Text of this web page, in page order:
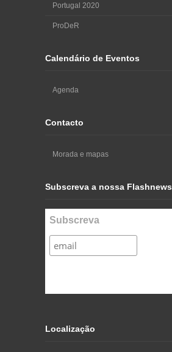
Portugal 2020
ProDeR
Calendário de Eventos
Agenda
Contacto
Morada e mapas
Subscreva a nossa Flashnews
Subscreva
Localização